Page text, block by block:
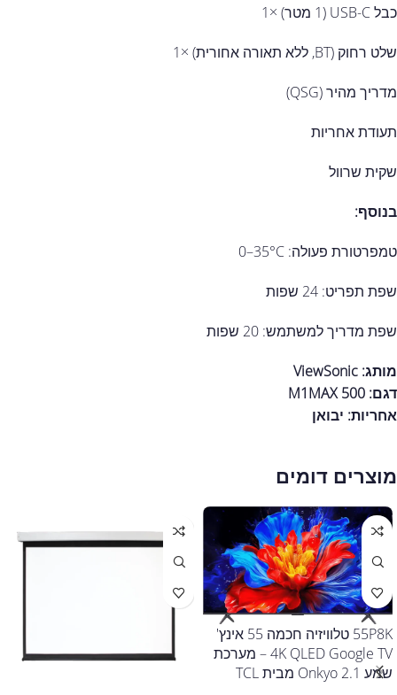
כבל ‎USB-C‎ (‎1‎ מטר) ×1
שלט רחוק (BT, ללא תאורה אחורית) ×1
מדריך מהיר (QSG)
תעודת אחריות
שקית שרוול
בנוסף:
טמפרטורת פעולה: ‎0–35°C‎
שפת תפריט: 24 שפות
שפת מדריך למשתמש: 20 שפות
מותג: ViewSonic
דגם: M1MAX 500
אחריות: יבואן
מוצרים דומים
55P8K טלוויזיה חכמה 55 אינץ'
4K QLED Google TV – מערכת
שמע Onkyo 2.1 מבית TCL